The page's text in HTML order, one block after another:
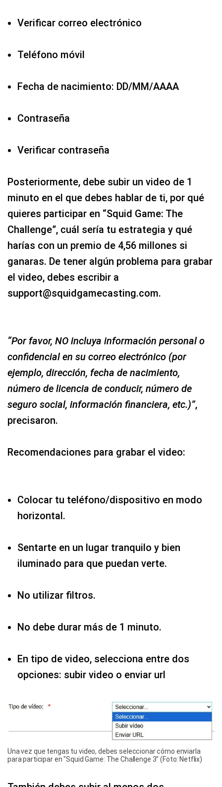
Verificar correo electrónico
Teléfono móvil
Fecha de nacimiento: DD/MM/AAAA
Contraseña
Verificar contraseña
Posteriormente, debe subir un video de 1
minuto en el que debes hablar de ti, por qué
quieres participar en “Squid Game: The
Challenge”, cuál sería tu estrategia y qué
harías con un premio de 4,56 millones si
ganaras. De tener algún problema para grabar
el video, debes escribir a
support@squidgamecasting.com.
“Por favor, NO incluya información personal o
confidencial en su correo electrónico (por
ejemplo, dirección, fecha de nacimiento,
número de licencia de conducir, número de
seguro social, información financiera, etc.)”,
precisaron.
Recomendaciones para grabar el video:
Colocar tu teléfono/dispositivo en modo
horizontal.
Sentarte en un lugar tranquilo y bien
iluminado para que puedan verte.
No utilizar filtros.
No debe durar más de 1 minuto.
En tipo de video, selecciona entre dos
opciones: subir video o enviar url
Una vez que tengas tu video, debes seleccionar cómo enviarla
para participar en "Squid Game: The Challenge 3" (Foto: Netflix)